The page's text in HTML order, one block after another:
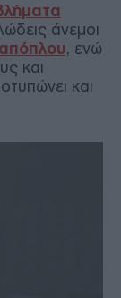
άνεμοι
, ενώ
και
και